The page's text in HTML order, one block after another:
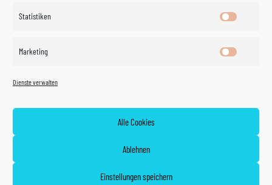
Statistiken
Marketing
Dienste verwalten
Alle Cookies
Ablehnen
Einstellungen speichern
©